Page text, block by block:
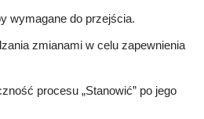
wymagane do przejścia.
zmianami w celu zapewnienia
procesu „Stanowić” po jego